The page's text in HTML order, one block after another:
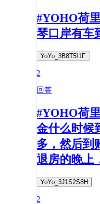
#YOHO荷
琴口岸有车
YoYo_3B8T5I1F
2
回答
#YOHO荷
金什么时候
多，然后
退房的晚上
YoYo_3J1S2S8H
2